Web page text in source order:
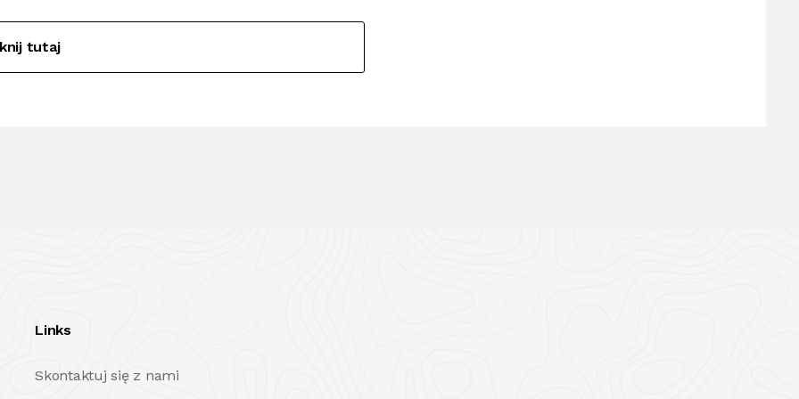
tutaj
Links
Skontaktuj się z nami